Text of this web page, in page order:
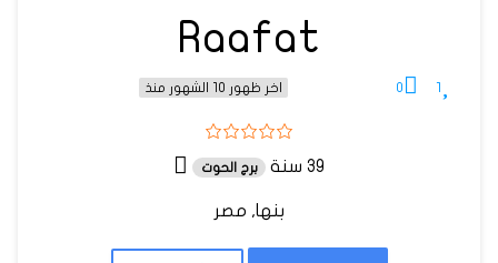
Raafat
1
0 اخر ظهور 10 الشهور منذ
39 سنة برج الحوت
بنها, مصر